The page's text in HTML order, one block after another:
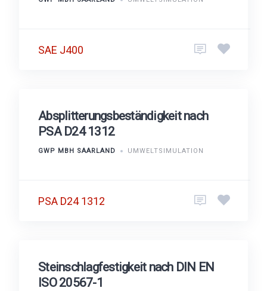
SAE J400
Absplitterungsbeständigkeit nach
PSA D24 1312
GWP MBH SAARLAND UMWELTSIMULATION
PSA D24 1312
Steinschlagfestigkeit nach DIN EN
ISO 20567-1